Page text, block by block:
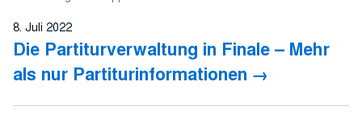
8. Juli 2022
Die Partiturverwaltung in Finale – Mehr
als nur Partiturinformationen